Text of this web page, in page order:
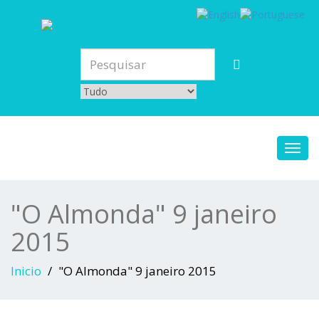
"O Almonda" 9 janeiro
2015
Inicio "O Almonda" 9 janeiro 2015